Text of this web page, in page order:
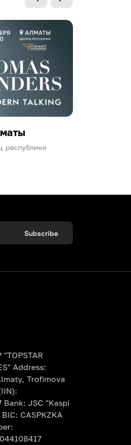
республики
Subscribe
Address:
Trofimova
Bank: JSC "Kaspi
CASPKZKA